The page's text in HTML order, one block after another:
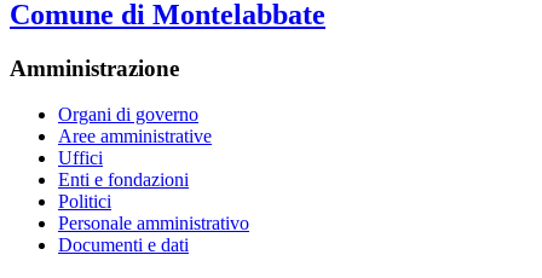
Comune di Montelabbate
Amministrazione
Organi di governo
Aree amministrative
Uffici
Enti e fondazioni
Politici
Personale amministrativo
Documenti e dati